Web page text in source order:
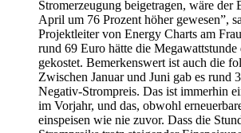
Stromerzeugung beigetragen, wäre der
April um 76 Prozent höher gewesen”,
Projektleiter von Energy Charts am
rund 69 Euro hätte die
gekostet. Bemerkenswert ist auch die
Zwischen Januar und Juni gab es rund
Negativ-Strompreis. Das ist immerhin
im Vorjahr, und das, obwohl
einspeisen wie nie zuvor. Dass die